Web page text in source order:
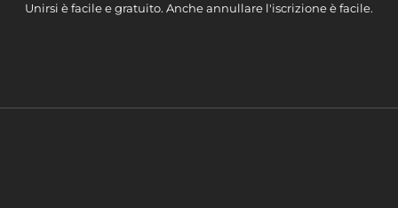
Unirsi è facile e gratuito. Anche annullare l'iscrizione è facile.